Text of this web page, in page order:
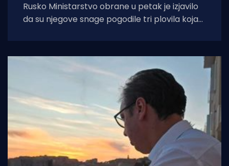
Rusko Ministarstvo obrane u petak je izjavilo
da su njegove snage pogodile tri plovila koja